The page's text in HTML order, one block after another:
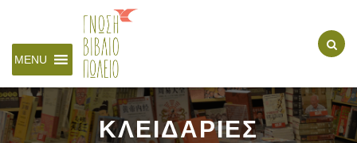
MENU
ΚΛΕΙΔΑΡΙΕΣ